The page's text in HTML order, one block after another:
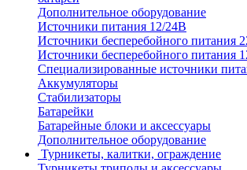
Дополнительное оборудование
Источники питания 12/24В
Источники бесперебойного питания
Источники бесперебойного питания
Специализированные источники
Аккумуляторы
Стабилизаторы
Батарейки
Батарейные блоки и аксессуары
Дополнительное оборудование
Турникеты, калитки, ограждение